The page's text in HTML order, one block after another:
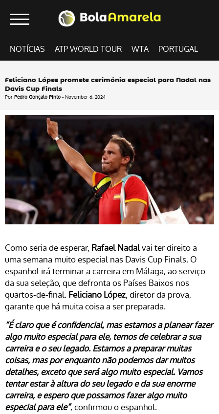
NOTÍCIAS ATP WORLD TOUR WTA PORTUGAL
Feliciano López promete cerimónia especial para Nadal nas
Davis Cup Finals
Por Pedro Gonçalo Pinto - November 6, 2024
Como seria de esperar, Rafael Nadalvai ter direito a
uma semana muito especial nas Davis Cup Finals. O
espanhol irá terminar a carreira em Málaga, ao serviço
da sua seleção, que defronta os Países Baixos nos
quartos-de-final. Feliciano López, diretor da prova,
garante que há muita coisa a ser preparada.
“É claro que é confidencial, mas estamos a planear fazer
algo muito especial para ele, temos de celebrar a sua
carreira e o seu legado. Estamos a preparar muitas
coisas, mas por enquanto não podemos dar muitos
detalhes, exceto que será algo muito especial. Vamos
tentar estar à altura do seu legado e da sua enorme
carreira, e espero que possamos fazer algo muito
especial para ele”, confirmou o espanhol.